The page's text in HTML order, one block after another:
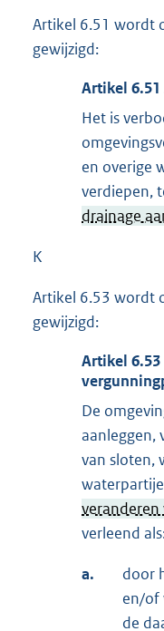
Artikel 6.51 wordt
gewijzigd:
Artikel 6.51
Het is
en overige
verdiepen,
drainage
K
Artikel 6.53 wordt
gewijzigd:
Artikel 6.53
De
aanleggen,
van sloten,
veranderen
verleend
a.
door
en/of
de